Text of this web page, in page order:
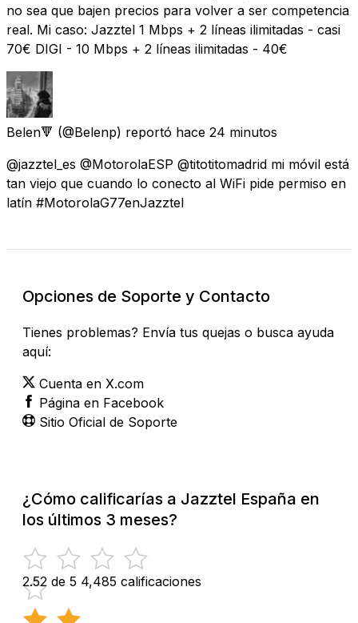
no sea que bajen precios para volver a ser competencia
real. Mi caso: Jazztel 1 Mbps + 2 líneas ilimitadas - casi
70€ DIGI - 10 Mbps + 2 líneas ilimitadas - 40€
Belen🔻 (@Belenp) reportó hace 24 minutos
@jazztel_es @MotorolaESP @titotitomadrid mi móvil está
tan viejo que cuando lo conecto al WiFi pide permiso en
latín #MotorolaG77enJazztel
Opciones de Soporte y Contacto
Tienes problemas? Envía tus quejas o busca ayuda
aquí:
Cuenta en X.com
Página en Facebook
Sitio Oficial de Soporte
¿Cómo calificarías a Jazztel España en
los últimos 3 meses?
2.52 de 5 4,485 calificaciones